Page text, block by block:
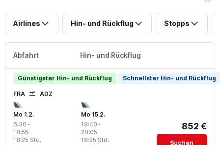
Airlines Hin- und Rückflug Stopps
Abfahrt Hin- und Rückflug
Günstigster Hin- und Rückflug Schnellster Hin- und Rückflug
FRA ADZ
Mo 1.2.
6:30 -
18:55
18:25 Std.
Mo 15.2.
19:40 -
20:05
18:25 Std.
852 €
Suchen